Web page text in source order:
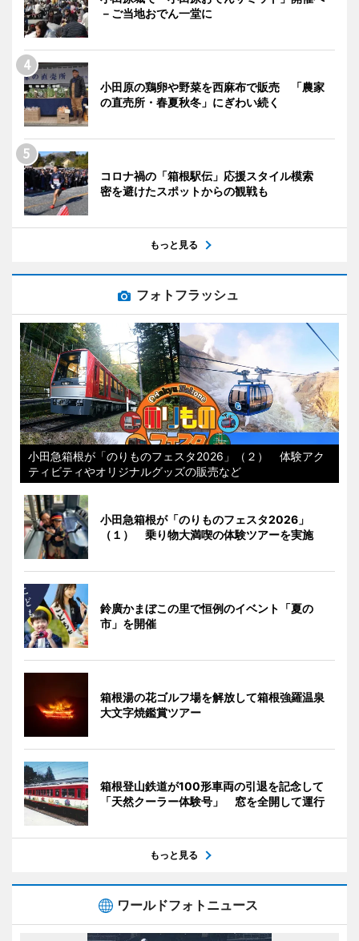
－ご当地おでん一堂に
小田原の鶏卵や野菜を西麻布で販売 「農家
の直売所・春夏秋冬」にぎわい続く
コロナ禍の「箱根駅伝」応援スタイル模索
密を避けたスポットからの観戦も
もっと見る
フォトフラッシュ
小田急箱根が「のりものフェスタ2026」（２） 体験アク
ティビティやオリジナルグッズの販売など
小田急箱根が「のりものフェスタ2026」
（１） 乗り物大満喫の体験ツアーを実施
鈴廣かまぼこの里で恒例のイベント「夏の
市」を開催
箱根湯の花ゴルフ場を解放して箱根強羅温泉
大文字焼鑑賞ツアー
箱根登山鉄道が100形車両の引退を記念して
「天然クーラー体験号」 窓を全開して運行
もっと見る
ワールドフォトニュース